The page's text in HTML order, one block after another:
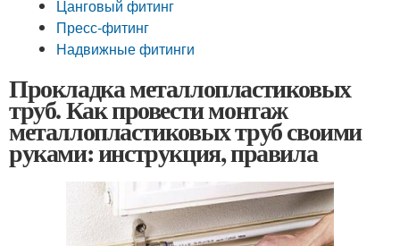
Цанговый фитинг
Пресс-фитинг
Надвижные фитинги
Прокладка металлопластиковых
труб. Как провести монтаж
металлопластиковых труб своими
руками: инструкция, правила